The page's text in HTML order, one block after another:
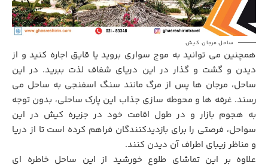
ساحل مرجان کیش
همچنین می توانید به موج سواری بروید یا قایق اجاره کنید و از
دیدن و گشت و گذار در این دریای شفاف لذت ببرید. در این
ساحل، مرجان ها پس از مرگ مانند سنگ اسفنجی به ساحل می
رسند. غرفه ها و محوطه سازی جذاب این پارک ساحلی، بدون توجه
به هجوم بازار و در طول اقامت خود در جزیره کیش در این
سواحل، فرصتی را برای بازدیدکنندگان فراهم کرده است تا از دریا
و مناظر زیبای اطراف آن دیدن کنند.
علاوه بر این تماشای طلوع خورشید از این ساحل خاطره ای